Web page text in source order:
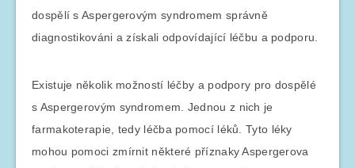
dospělí s Aspergerovým syndromem správně
diagnostikováni a získali odpovídající léčbu a podporu.
Existuje několik možností léčby a podpory pro dospělé
s Aspergerovým syndromem. Jednou z nich je
farmakoterapie, tedy léčba pomocí léků. Tyto léky
mohou pomoci zmírnit některé příznaky Aspergerova